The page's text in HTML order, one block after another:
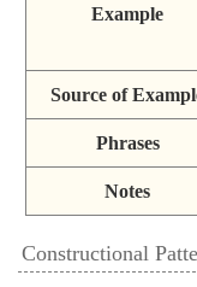
Example
Source of
Phrases
Notes
Constructional